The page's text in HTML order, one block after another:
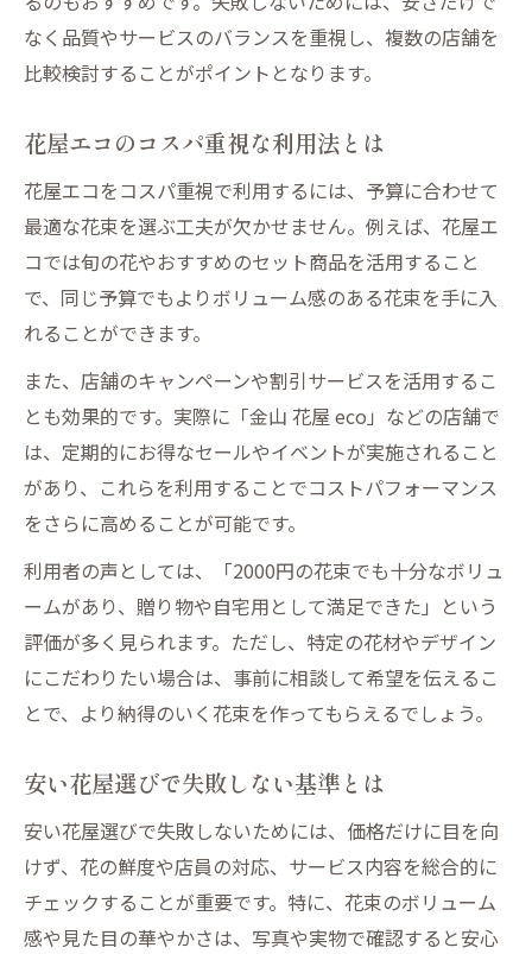
なく品質やサービスのバランスを重視し、複数の店舗を
比較検討することがポイントとなります。
花屋エコのコスパ重視な利用法とは
花屋エコをコスパ重視で利用するには、予算に合わせて
最適な花束を選ぶ工夫が欠かせません。例えば、花屋エ
コでは旬の花やおすすめのセット商品を活用すること
で、同じ予算でもよりボリューム感のある花束を手に入
れることができます。
また、店舗のキャンペーンや割引サービスを活用するこ
とも効果的です。実際に「金山 花屋 eco」などの店舗で
は、定期的にお得なセールやイベントが実施されること
があり、これらを利用することでコストパフォーマンス
をさらに高めることが可能です。
利用者の声としては、「2000円の花束でも十分なボリュ
ームがあり、贈り物や自宅用として満足できた」という
評価が多く見られます。ただし、特定の花材やデザイン
にこだわりたい場合は、事前に相談して希望を伝えるこ
とで、より納得のいく花束を作ってもらえるでしょう。
安い花屋選びで失敗しない基準とは
安い花屋選びで失敗しないためには、価格だけに目を向
けず、花の鮮度や店員の対応、サービス内容を総合的に
チェックすることが重要です。特に、花束のボリューム
感や見た目の華やかさは、写真や実物で確認すると安心